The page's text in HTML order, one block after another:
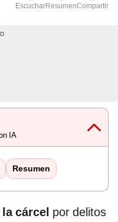
EscucharResumenCompartir
IA
Resumen
cárcel por delitos